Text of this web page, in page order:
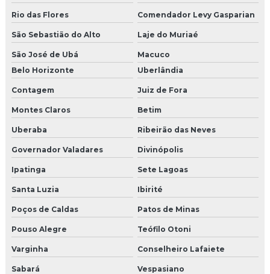
Rio das Flores Comendador Levy Gasparian
São Sebastião do Alto Laje do Muriaé
São José de Ubá
Macuco
Belo Horizonte
Uberlândia
Contagem Juiz de Fora
Montes Claros Betim
Uberaba Ribeirão das Neves
Governador Valadares Divinópolis
Ipatinga Sete Lagoas
Santa Luzia Ibirité
Poços de Caldas Patos de Minas
Pouso Alegre Teófilo Otoni
Varginha Conselheiro Lafaiete
Sabará Vespasiano